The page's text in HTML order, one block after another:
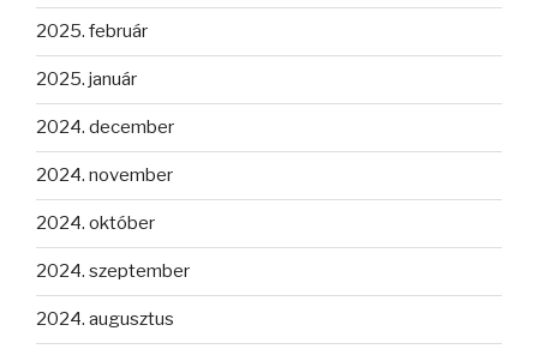
2025. február
2025. január
2024. december
2024. november
2024. október
2024. szeptember
2024. augusztus